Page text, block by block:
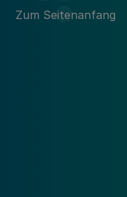
Zum Seitenanfang